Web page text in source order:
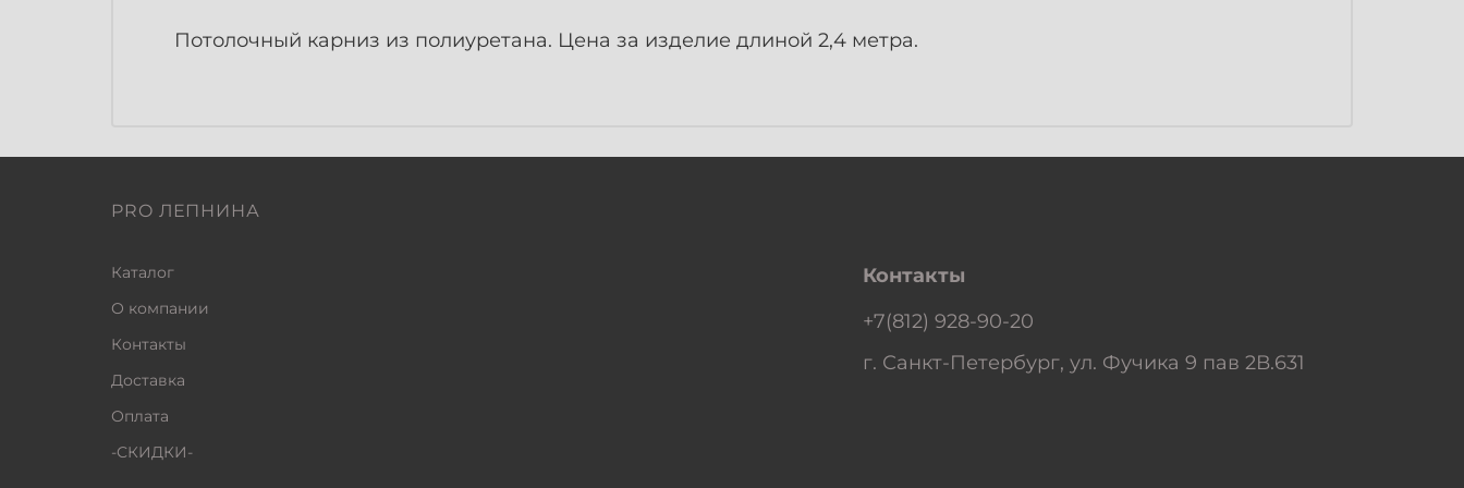
Потолочный карниз из полиуретана. Цена за изделие длиной 2,4 метра.
PRO ЛЕПНИНА
Каталог
О компании
Контакты
Доставка
Оплата
-СКИДКИ-
Контакты
+7(812) 928-90-20
г. Санкт-Петербург, ул. Фучика 9 пав 2В.631